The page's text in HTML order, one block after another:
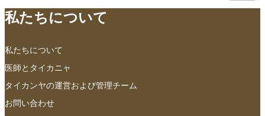
私たちについて
私たちについて
医師とタイカニャ
タイカンヤの運営および管理チーム
お問い合わせ